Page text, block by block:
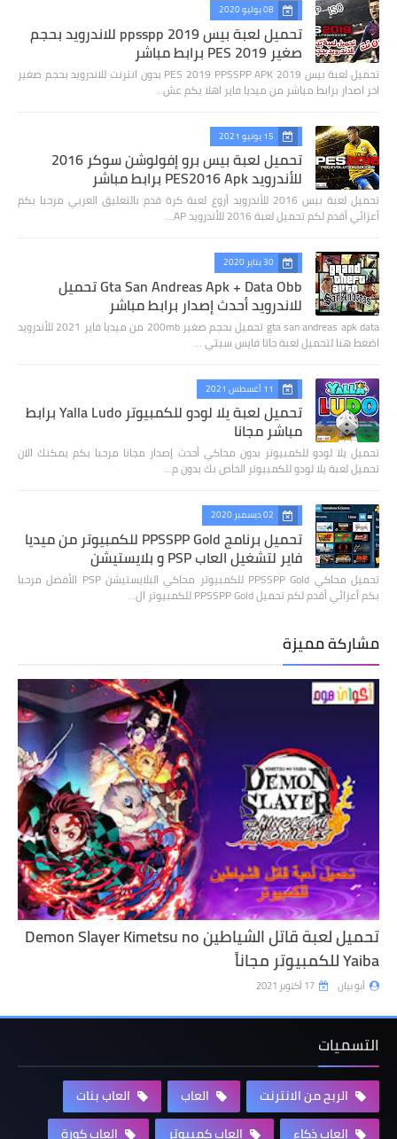
08 يوليو 2020
تحميل لعبة بيس 2019 ppsspp للاندرويد بحجم
صغير PES 2019 برابط مباشر
تحميل لعبة بيس 2019 PES 2019 PPSSPP APK بدون انترنت للاندرويد بحجم صغير
اخر اصدار برابط مباشر من ميديا فاير اهلا بكم عش…
15 يونيو 2021
تحميل لعبة بيس برو إفولوشن سوكر 2016
للأندرويد PES2016 Apk برابط مباشر
تحميل لعبة بيس 2016 للأندرويد أروع لعبة كرة قدم بالتعليق العربي مرحبا بكم
أعزائي أقدم لكم تحميل لعبة 2016 للأندرويد AP…
30 يناير 2020
Gta San Andreas Apk + Data Obb تحميل
للاندرويد أحدث إصدار برابط مباشر
gta san andreas apk data تحميل بحجم صغير 200mb من ميديا فاير 2021 للأندرويد
اضغط هنا لتحميل لعبة جاتا فايس سيتي …
11 أغسطس 2021
تحميل لعبة يلا لودو للكمبيوتر Yalla Ludo برابط
مباشر مجانا
تحميل يلا لودو للكمبيوتر بدون محاكي أحدث إصدار مجانا مرحبا بكم يمكنك الان
تحميل لعبة يلا لودو للكمبيوتر الخاص بك بدون م…
02 ديسمبر 2020
تحميل برنامج PPSSPP Gold للكمبيوتر من ميديا
فاير لتشغيل العاب PSP و بلايستيشن
تحميل محاكي PPSSPP Gold للكمبيوتر محاكي البلايستيشن PSP الأفضل مرحبا
بكم أعزائي أقدم لكم تحميل PPSSPP Gold للكمبيوتر ال…
مشاركة مميزة
تحميل لعبة قاتل الشياطين Demon Slayer Kimetsu no
Yaiba للكمبيوتر مجاناً
أبو بيان 17 أكتوبر 2021
التسميات
الربح من الانترنت العاب
العاب بنات
العاب ذكاء
العاب كمبيوتر العاب كورة